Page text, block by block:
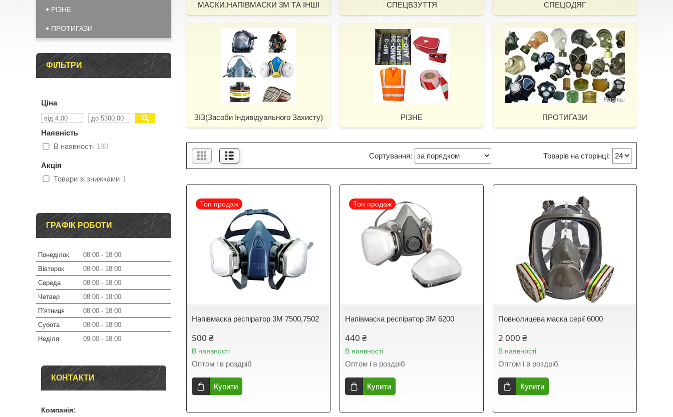
МАСКИ,НАПІВМАСКИ 3М ТА ІНШІ СПЕЦВЗУТТЯ СПЕЦОДЯГ
ЗІЗ(Засоби Індивідуального Захисту) РІЗНЕ ПРОТИГАЗИ
Топ продаж
Напівмаска респіратор 3М 7500,7502
500 ₴
В наявності
Оптом і в роздріб
Купити
Топ продаж
Напівмаска респіратор 3М 6200
440 ₴
В наявності
Оптом і в роздріб
Купити
Повнолицева маска серії 6000
2 000 ₴
В наявності
Оптом і в роздріб
Купити
РІЗНЕ
ПРОТИГАЗИ
ФІЛЬТРИ
Ціна
Наявність
В наявності 180
Акція
Товари зі знижками 1
ГРАФІК РОБОТИ
Понеділок 08:00
18:00
Вівторок
08:00
18:00
Середа
08:00
18:00
Четвер
08:00
18:00
Пʼятниця
08:00
18:00
Субота
08:00
18:00
Неділя
09:00 18:00
КОНТАКТИ